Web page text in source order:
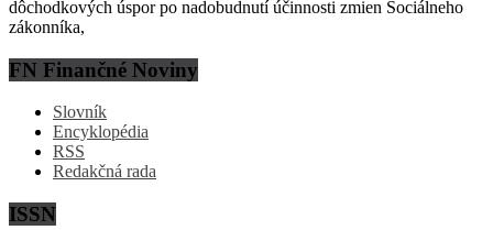
dôchodkových úspor po nadobudnutí účinnosti zmien Sociálneho
zákonníka,
FN Finančné Noviny
Slovník
Encyklopédia
RSS
Redakčná rada
ISSN